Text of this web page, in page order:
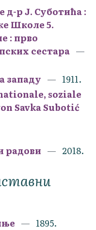
д-р Ј. Суботића :
Школе 5.
: прво
сестара
западу
1911.
soziale
Savka Subotić
радови
2018.
1895.